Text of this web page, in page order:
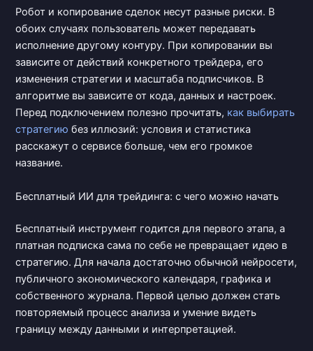
Робот и копирование сделок несут разные риски. В
обоих случаях пользователь может передавать
исполнение другому контуру. При копировании вы
зависите от действий конкретного трейдера, его
изменения стратегии и масштаба подписчиков. В
алгоритме вы зависите от кода, данных и настроек.
Перед подключением полезно прочитать, как выбирать
стратегию без иллюзий: условия и статистика
расскажут о сервисе больше, чем его громкое
название.
Бесплатный ИИ для трейдинга: с чего можно начать
Бесплатный инструмент годится для первого этапа, а
платная подписка сама по себе не превращает идею в
стратегию. Для начала достаточно обычной нейросети,
публичного экономического календаря, графика и
собственного журнала. Первой целью должен стать
повторяемый процесс анализа и умение видеть
границу между данными и интерпретацией.